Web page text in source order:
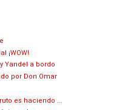
¡WOW!
Yandel a bordo
por Don Omar
es haciendo ...